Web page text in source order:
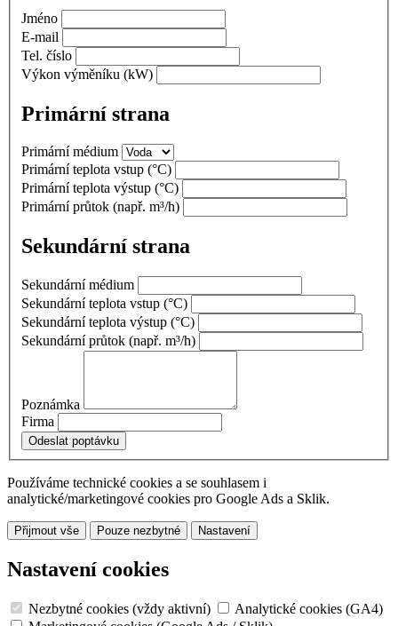
Jméno
E-mail
Tel. číslo
Výkon výměníku (kW)
Primární strana
Primární médium
Primární teplota vstup (°C)
Primární teplota výstup (°C)
Primární průtok (např. m³/h)
Sekundární strana
Sekundární médium
Sekundární teplota vstup (°C)
Sekundární teplota výstup (°C)
Sekundární průtok (např. m³/h)
Poznámka
Firma
Používáme technické cookies a se souhlasem i
analytické/marketingové cookies pro Google Ads a Sklik.
Přijmout vše Pouze nezbytné Nastavení
Nastavení cookies
Nezbytné cookies (vždy aktivní)
Analytické cookies (GA4)